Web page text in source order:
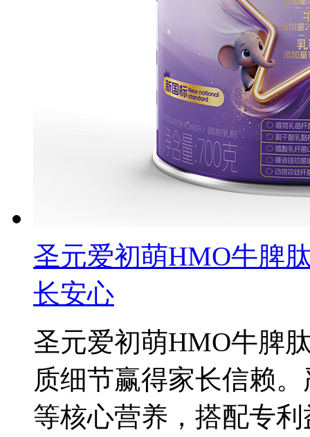
圣元爱初萌HMO牛脾
长安心
圣元爱初萌HMO牛脾
质细节赢得家长信赖
等核心营养，搭配专